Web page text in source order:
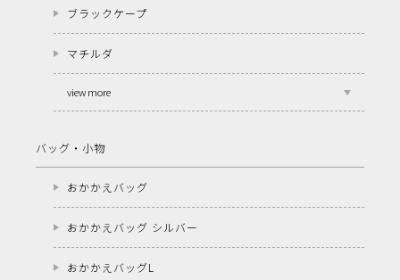
ブラックケープ
マチルダ
view more
バッグ・小物
おかかえバッグ
おかかえバッグ シルバー
おかかえバッグL